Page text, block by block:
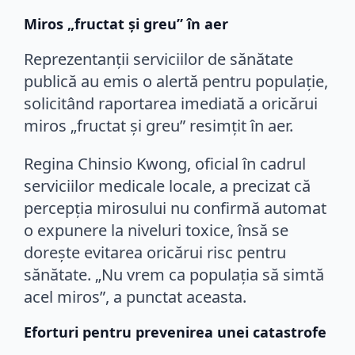
Miros „fructat și greu” în aer
Reprezentanții serviciilor de sănătate
publică au emis o alertă pentru populație,
solicitând raportarea imediată a oricărui
miros „fructat și greu” resimțit în aer.
Regina Chinsio Kwong, oficial în cadrul
serviciilor medicale locale, a precizat că
percepția mirosului nu confirmă automat
o expunere la niveluri toxice, însă se
dorește evitarea oricărui risc pentru
sănătate. „Nu vrem ca populația să simtă
acel miros”, a punctat aceasta.
Eforturi pentru prevenirea unei catastrofe